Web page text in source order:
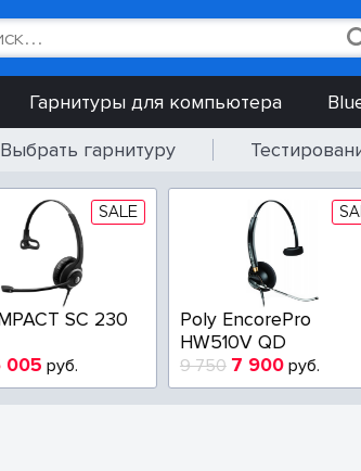
Гарнитуры для компьютера
Выбрать гарнитуру
SALE
SC 230
005руб.
Poly EncorePro
HW510V QD
9 750 7 900руб.